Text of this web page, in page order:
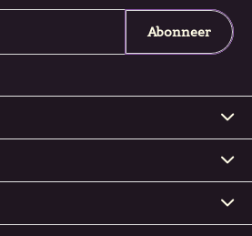
Abonneer